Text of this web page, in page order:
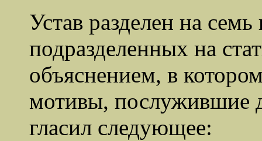
Устав разделен на
подразделенных на
объяснением, в
мотивы, послужившие
гласил следующее: